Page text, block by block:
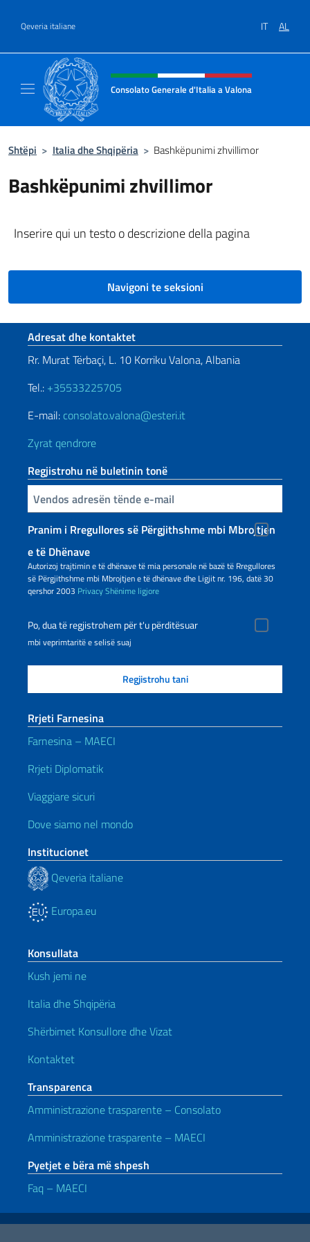
Qeveria italiane IT AL
Kreu i faqes në internet, media
Consolato Generale d'Italia a Valona
Shtëpi > Italia dhe Shqipëria > Bashkëpunimi zhvillimor
Bashkëpunimi zhvillimor
Inserire qui un testo o descrizione della pagina
Navigoni te seksioni
Footer section
Adresat dhe kontaktet
Rr. Murat Tërbaçi, L. 10 Korriku Valona, Albania
Tel.: +35533225705
E-mail: consolato.valona@esteri.it
Zyrat qendrore
Regjistrohu në buletinin tonë
Inserisci la tua email
Pranim i Rregullores së Përgjithshme mbi Mbrojtjen
e të Dhënave
Autorizoj trajtimin e të dhënave të mia personale në bazë të Rregullores
së Përgjithshme mbi Mbrojtjen e të dhënave dhe Ligjit nr. 196, datë 30
qershor 2003 PrivacyShënime ligjore
Po, dua të regjistrohem për t'u përditësuar
mbi veprimtaritë e selisë suaj
Rrjeti Farnesina
Farnesina – MAECI
Rrjeti Diplomatik
Viaggiare sicuri
Dove siamo nel mondo
Institucionet
Qeveria italiane
Europa.eu
Konsullata
Kush jemi ne
Italia dhe Shqipëria
Shërbimet Konsullore dhe Vizat
Kontaktet
Transparenca
Amministrazione trasparente – Consolato
Amministrazione trasparente – MAECI
Pyetjet e bëra më shpesh
Faq – MAECI
Lidhje të dobishme